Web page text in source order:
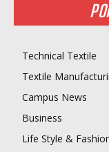
Technical Textile
Textile
Campus News
Business
Life Style &